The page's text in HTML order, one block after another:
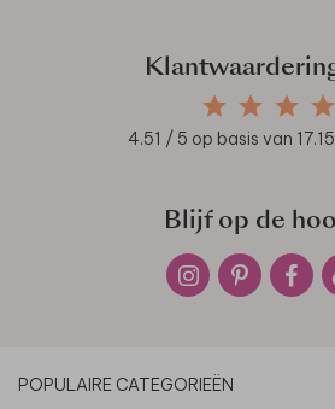
4.51 / 5 op basis van
Blijf op de
POPULAIRE CATEGORIEËN